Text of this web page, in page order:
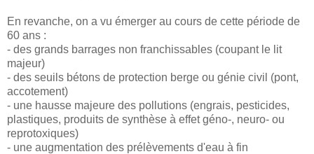
En revanche, on a vu émerger au cours de cette période de
60 ans :
- des grands barrages non franchissables (coupant le lit
majeur)
- des seuils bétons de protection berge ou génie civil (pont,
accotement)
- une hausse majeure des pollutions (engrais, pesticides,
plastiques, produits de synthèse à effet géno-, neuro- ou
reprotoxiques)
- une augmentation des prélèvements d'eau à fin